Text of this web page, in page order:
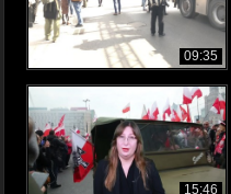
09:35
15:46